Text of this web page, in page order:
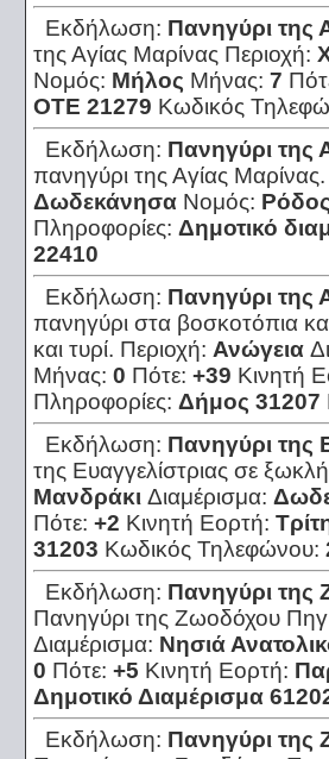
Εκδήλωση: Πανηγύρι της
της Αγίας Μαρίνας Περιοχή:
Νομός: Μήλος Μήνας: 7
ΟΤΕ 21279 Κωδικός
Εκδήλωση: Πανηγύρι της
πανηγύρι της Αγίας Μαρίνας.
Δωδεκάνησα Νομός:
Πληροφορίες: Δημοτικό
22410
Εκδήλωση: Πανηγύρι της
πανηγύρι στα βοσκοτόπια
και τυρί. Περιοχή: Ανώγεια
Μήνας: 0 Πότε: +39 Κινητή
Πληροφορίες: Δήμος 31207
Εκδήλωση: Πανηγύρι της
της Ευαγγελίστριας σε
Μανδράκι Διαμέρισμα:
Πότε: +2 Κινητή Εορτή:
31203 Κωδικός Τηλεφώνου:
Εκδήλωση: Πανηγύρι
Πανηγύρι της Ζωοδόχου
Διαμέρισμα: Νησιά
0 Πότε: +5 Κινητή Εορτή:
Δημοτικό Διαμέρισμα
Εκδήλωση: Πανηγύρι